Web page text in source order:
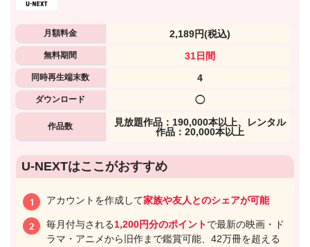
月額料金 2,189円(税込)
無料期間 31日間
同時再生端末数 4
ダウンロード ◯
作品数
⾒放題作品：190,000本以上、レンタル
作品：20,000本以上
U-NEXTはここがおすすめ
アカウントを作成して家族や友人とのシェアが可能
毎月付与される1,200円分のポイントで最新の映画・ド
ラマ・アニメから旧作まで鑑賞可能、42万冊を超える